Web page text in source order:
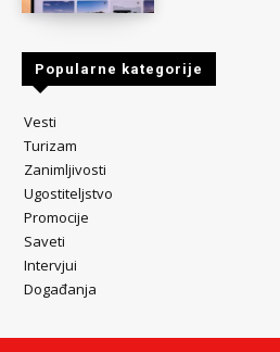
Popularne kategorije
Vesti
Turizam
Zanimljivosti
Ugostiteljstvo
Promocije
Saveti
Intervjui
Događanja